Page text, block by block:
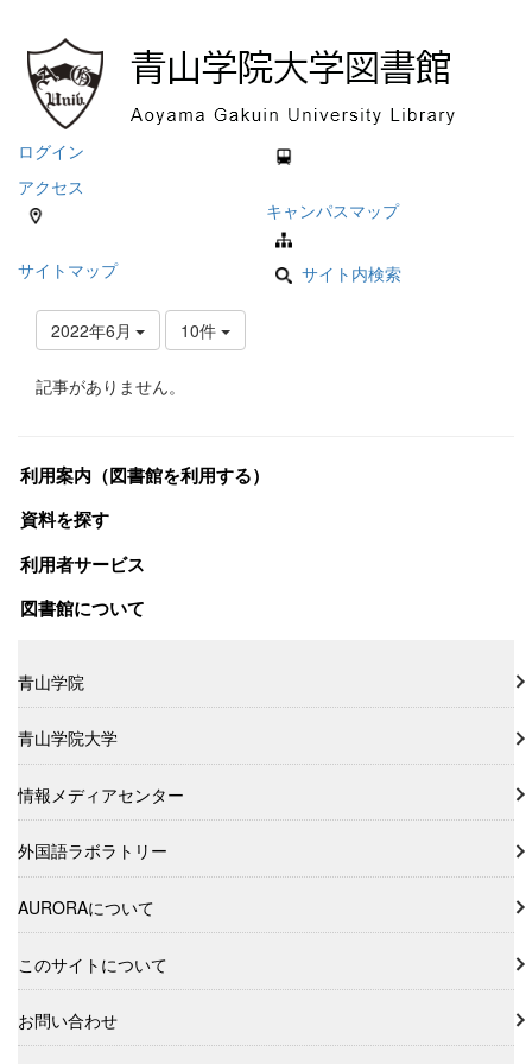
ログイン
アクセス
キャンパスマップ
サイトマップ サイト内検索
2022年6月 10件
記事がありません。
利用案内（図書館を利用する）
資料を探す
利用者サービス
図書館について
青山学院
青山学院大学
情報メディアセンター
外国語ラボラトリー
AURORAについて
このサイトについて
お問い合わせ